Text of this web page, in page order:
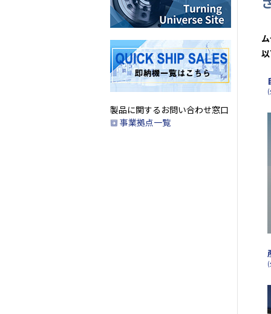
製品に関するお問い合わせ窓口
事業拠点一覧